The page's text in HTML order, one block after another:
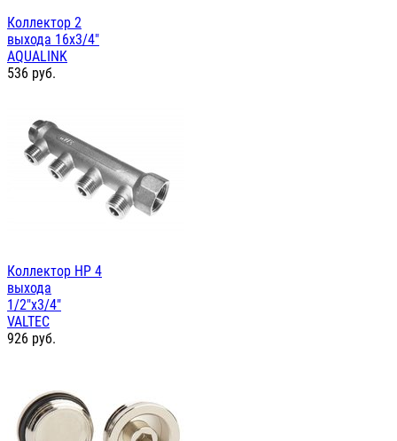
Коллектор 2
выхода 16х3/4"
AQUALINK
536 руб.
Коллектор НР 4
выхода
1/2"х3/4"
VALTEC
926 руб.